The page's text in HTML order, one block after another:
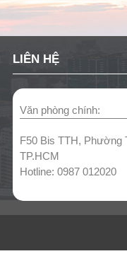
DỊCH VỤ
LIÊN HỆ
Văn phòng chính:
F50 Bis TTH, Phường
TP.HCM
Hotline: 0987 012020